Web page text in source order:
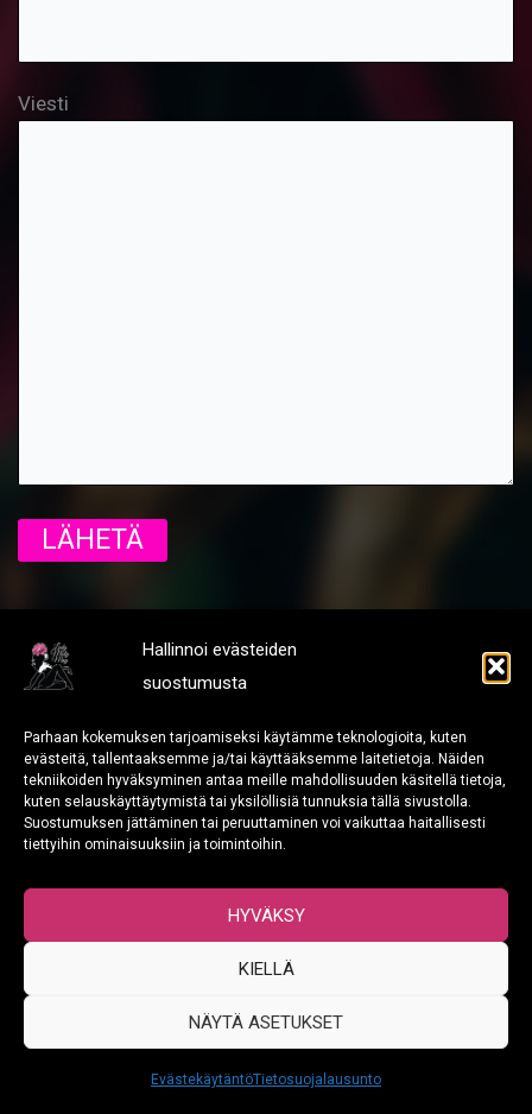
Hallinnoi evästeiden
suostumusta
Parhaan kokemuksen tarjoamiseksi käytämme teknologioita, kuten
evästeitä, tallentaaksemme ja/tai käyttääksemme laitetietoja. Näiden
tekniikoiden hyväksyminen antaa meille mahdollisuuden käsitellä tietoja,
kuten selauskäyttäytymistä tai yksilöllisiä tunnuksia tällä sivustolla.
Suostumuksen jättäminen tai peruuttaminen voi vaikuttaa haitallisesti
tiettyihin ominaisuuksiin ja toimintoihin.
HYVÄKSY
KIELLÄ
NÄYTÄ ASETUKSET
EvästekäytäntöTietosuojalausunto
Viesti
Tietosuoja ja rekisteriseloste
Y-Tunnus: 3108310-1
[Brändiopas]
Copyright © 2026 Misty Events Oy